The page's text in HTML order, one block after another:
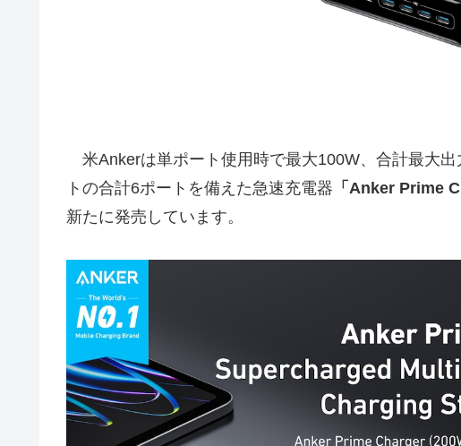
米Ankerは単ポート使用時で最大100W、合計最大
トの合計6ポートを備えた急速充電器 「Anker Prime
新たに発売しています。